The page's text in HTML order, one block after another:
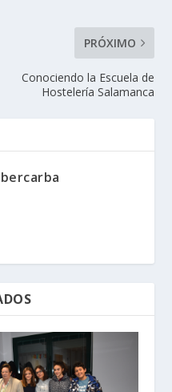
PRÓXIMO
Conociendo la Escuela de
Hostelería Salamanca